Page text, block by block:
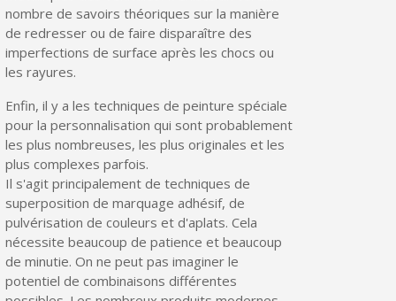
nombre de savoirs théoriques sur la manière
de redresser ou de faire disparaître des
imperfections de surface après les chocs ou
les rayures.
Enfin, il y a les techniques de peinture spéciale
pour la personnalisation qui sont probablement
les plus nombreuses, les plus originales et les
plus complexes parfois.
Il s'agit principalement de techniques de
superposition de marquage adhésif, de
pulvérisation de couleurs et d'aplats. Cela
nécessite beaucoup de patience et beaucoup
de minutie. On ne peut pas imaginer le
potentiel de combinaisons différentes